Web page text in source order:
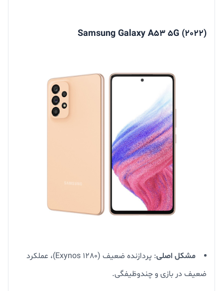
Samsung Galaxy A53 5G (2022)
مشکل اصلی
: پردازنده ضعیف (Exynos 1280)، عملکرد
ضعیف در بازی و چندوظیفگی.